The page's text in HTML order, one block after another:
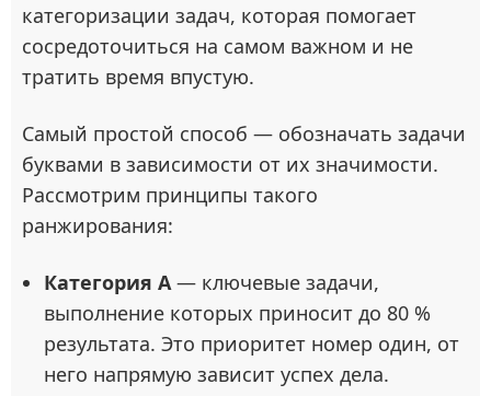
категоризации задач, которая помогает
сосредоточиться на самом важном и не
тратить время впустую.
Самый простой способ — обозначать задачи
буквами в зависимости от их значимости.
Рассмотрим принципы такого
ранжирования:
Категория А — ключевые задачи,
выполнение которых приносит до 80 %
результата. Это приоритет номер один, от
него напрямую зависит успех дела.